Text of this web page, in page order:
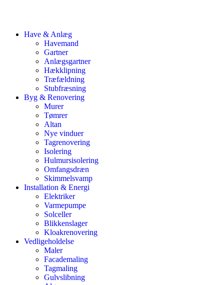
Have & Anlæg
Havemand
Gartner
Anlægsgartner
Hækklipning
Træfældning
Stubfræsning
Byg & Renovering
Murer
Tømrer
Altan
Nye vinduer
Tagrenovering
Isolering
Hulmursisolering
Omfangsdræn
Skimmelsvamp
Installation & Energi
Elektriker
Varmepumpe
Solceller
Blikkenslager
Kloakrenovering
Vedligeholdelse
Maler
Facademaling
Tagmaling
Gulvslibning